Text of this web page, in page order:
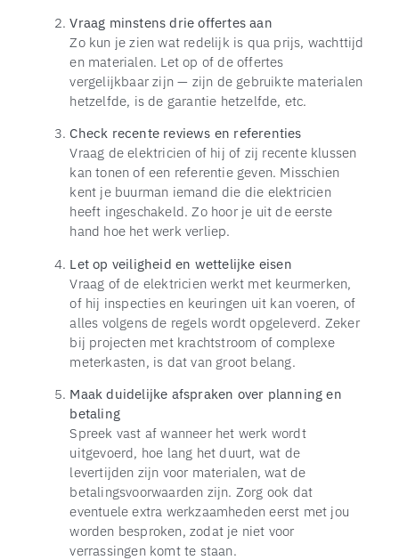
Vraag minstens drie offertes aan
Zo kun je zien wat redelijk is qua prijs, wachttijd
en materialen. Let op of de offertes
vergelijkbaar zijn — zijn de gebruikte materialen
hetzelfde, is de garantie hetzelfde, etc.
Check recente reviews en referenties
Vraag de elektricien of hij of zij recente klussen
kan tonen of een referentie geven. Misschien
kent je buurman iemand die die elektricien
heeft ingeschakeld. Zo hoor je uit de eerste
hand hoe het werk verliep.
Let op veiligheid en wettelijke eisen
Vraag of de elektricien werkt met keurmerken,
of hij inspecties en keuringen uit kan voeren, of
alles volgens de regels wordt opgeleverd. Zeker
bij projecten met krachtstroom of complexe
meterkasten, is dat van groot belang.
Maak duidelijke afspraken over planning en
betaling
Spreek vast af wanneer het werk wordt
uitgevoerd, hoe lang het duurt, wat de
levertijden zijn voor materialen, wat de
betalingsvoorwaarden zijn. Zorg ook dat
eventuele extra werkzaamheden eerst met jou
worden besproken, zodat je niet voor
verrassingen komt te staan.